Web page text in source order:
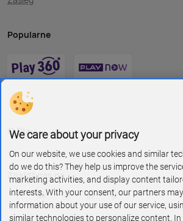
Popularne
O Play
Znajdź nas na
We care about your privacy
On our website, we use cookies and similar
do we do this? They help us improve the
marketing activities, and display content
interests. With your consent, our partners
information about your use of our service,
similar technologies to personalize content. In